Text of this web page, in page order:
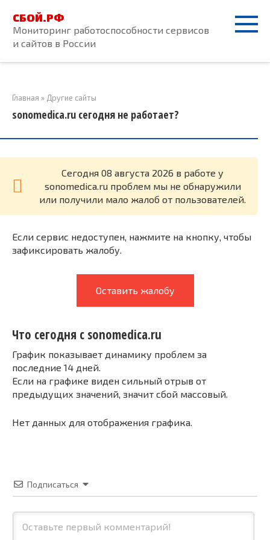
контенту
СБОЙ.РФ
Мониторинг работоспособности сервисов
и сайтов в России
Главная » Другие сайты
sonomedica.ru сегодня не работает?
Cегодня 08 августа 2026 в работе у
sonomedica.ru проблем мы не обнаружили
или получили мало жалоб от пользователей.
Если сервис недоступен, нажмите на кнопку, чтобы
зафиксировать жалобу.
Оставить жалобу
Что сегодня с sonomedica.ru
График показывает динамику проблем за
последние 14 дней.
Если на графике виден сильный отрыв от
предыдущих значений, значит сбой массовый.
Нет данных для отображения графика.
Подписаться